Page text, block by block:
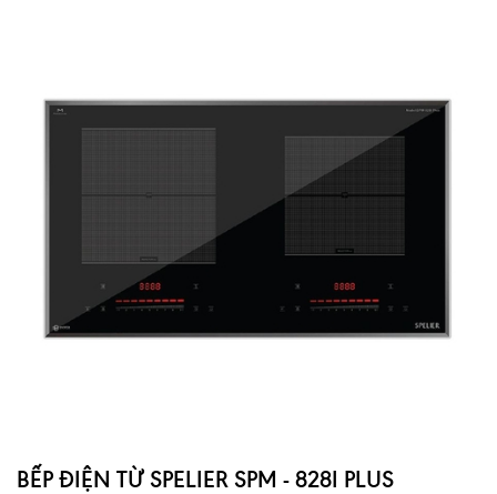
BẾP ĐIỆN TỪ SPELIER SPM - 828I PLUS